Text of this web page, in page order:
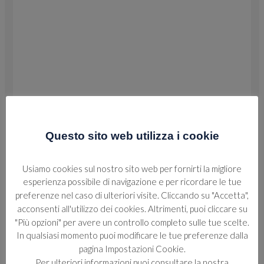
Questo sito web utilizza i cookie
Usiamo cookies sul nostro sito web per fornirti la migliore
esperienza possibile di navigazione e per ricordare le tue
preferenze nel caso di ulteriori visite. Cliccando su "Accetta",
acconsenti all'utilizzo dei cookies. Altrimenti, puoi cliccare su
"Più opzioni" per avere un controllo completo sulle tue scelte.
In qualsiasi momento puoi modificare le tue preferenze dalla
pagina Impostazioni Cookie.